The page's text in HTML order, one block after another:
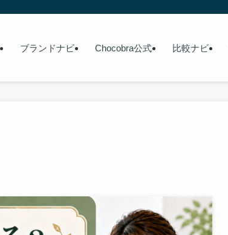
ブランドナビ Chocobra公式 比較ナビ